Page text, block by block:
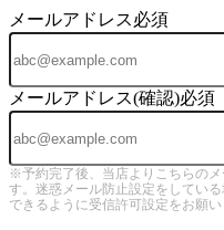
メールアドレス必須
メールアドレス(確認)必須
※予約完了後、当店よりこちらの
す。迷惑メール防止設定をしてい
できるように受信許可設定をお願い